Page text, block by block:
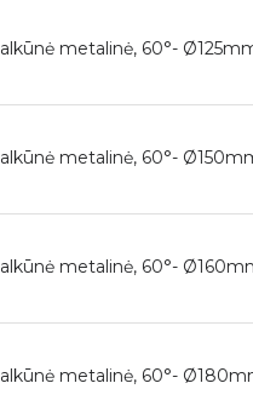
alkūnė metalinė, 60°-
alkūnė metalinė, 60°-
alkūnė metalinė, 60°-
alkūnė metalinė, 60°-